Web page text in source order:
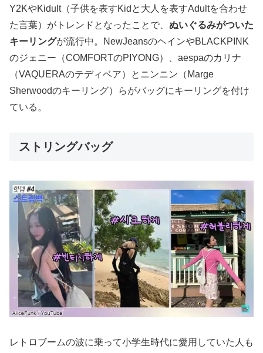
Y2KやKidult（子供を表すKidと大人を表すAdultを合わせ
た言葉）がトレンドとなったことで、 ぬいぐるみがついた
キーリングが流行中。NewJeansのヘインやBLACKPINK
のジェニー（COMFORTのPIYONG）、aespaのカリナ
（VAQUERAのテディベア）とニンニン（Marge
Sherwoodのキーリング）らがバッグにキーリングを付け
ている。
ストリングバッグ
レトロブームの波に乗って小学生時代に愛用していた人も